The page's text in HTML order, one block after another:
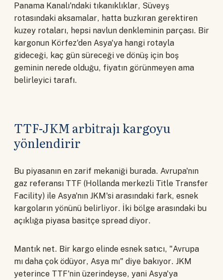
Panama Kanalı'ndaki tıkanıklıklar, Süveyş
rotasındaki aksamalar, hatta buzkıran gerektiren
kuzey rotaları, hepsi navlun denkleminin parçası. Bir
kargonun Körfez'den Asya'ya hangi rotayla
gideceği, kaç gün süreceği ve dönüş için boş
geminin nerede olduğu, fiyatın görünmeyen ama
belirleyici tarafı.
TTF-JKM arbitrajı kargoyu
yönlendirir
Bu piyasanın en zarif mekaniği burada. Avrupa'nın
gaz referansı TTF (Hollanda merkezli Title Transfer
Facility) ile Asya'nın JKM'si arasındaki fark, esnek
kargoların yönünü belirliyor. İki bölge arasındaki bu
açıklığa piyasa basitçe spread diyor.
Mantık net. Bir kargo elinde esnek satıcı, "Avrupa
mı daha çok ödüyor, Asya mı" diye bakıyor. JKM
yeterince TTF'nin üzerindeyse, yani Asya'ya